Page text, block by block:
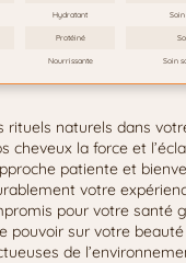
Hydratant
Protéiné
Nourrissante Soin
rituels naturels dans
cheveux la force et
patiente et
votre
pour votre santé
pouvoir sur votre
de